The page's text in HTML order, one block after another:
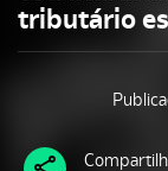
tributário